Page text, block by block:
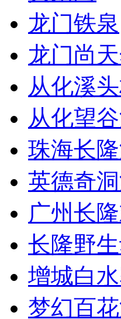
龙门铁泉
龙门尚
从化溪
从化望
珠海长
英德奇
广州长
长隆野
增城白
梦幻百